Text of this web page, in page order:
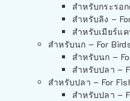
สำหรับกระรอ
สำหรับลิง –
สำหรับเมียร์แ
สำหรับนก – For
สำหรับนก –
สำหรับปลา –
สำหรับปลา – For
สำหรับปลา –